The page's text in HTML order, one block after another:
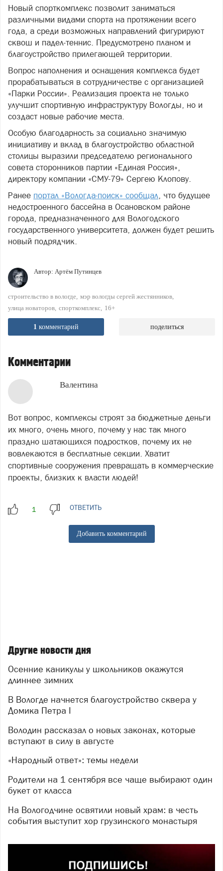
Новый спорткомплекс позволит заниматься
различными видами спорта на протяжении всего
года, а среди возможных направлений фигурируют
сквош и падел-теннис. Предусмотрено планом и
благоустройство прилегающей территории.
Вопрос наполнения и оснащения комплекса будет
прорабатываться в сотрудничестве с организацией
«Парки России». Реализация проекта не только
улучшит спортивную инфраструктуру Вологды, но и
создаст новые рабочие места.
Особую благодарность за социально значимую
инициативу и вклад в благоустройство областной
столицы выразили председателю регионального
совета сторонников партии «Единая Россия»,
директору компании «СМУ-79» Сергею Клопову.
Ранее портал «Вологда-поиск» сообщал, что будущее
недостроенного бассейна в Осановском районе
города, предназначенного для Вологодского
государственного университета, должен будет решить
новый подрядчик.
Автор: Артём Путинцев
строительство в вологде мэр вологды сергей жестянников
улица новаторов спорткомплекс 16+
1 комментарий поделиться
Комментарии
Валентина
Вот вопрос, комплексы строят за бюджетные деньги
их много, очень много, почему у нас так много
праздно шатающихся подростков, почему их не
вовлекаются в бесплатные секции. Хватит
спортивные сооружения превращать в коммерческие
проекты, близких к власти людей!
ОТВЕТИТЬ
Добавить комментарий
Другие новости дня
Осенние каникулы у школьников окажутся
длиннее зимних
В Вологде начнется благоустройство сквера у
Домика Петра I
Володин рассказал о новых законах, которые
вступают в силу в августе
«Народный ответ»: темы недели
Родители на 1 сентября все чаще выбирают один
букет от класса
На Вологодчине освятили новый храм: в честь
события выступит хор грузинского монастыря